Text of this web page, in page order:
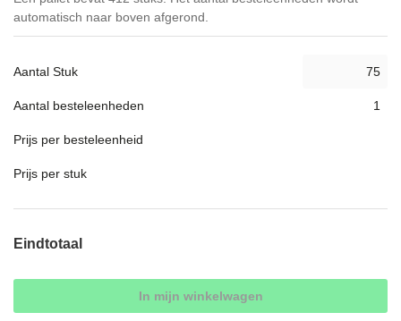
automatisch naar boven afgerond.
Aantal Stuk
Aantal besteleenheden
Prijs per besteleenheid
Prijs per stuk
Eindtotaal
In mijn winkelwagen